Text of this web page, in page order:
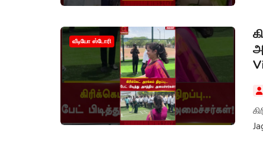
வீடியோ ஸ்டோரி